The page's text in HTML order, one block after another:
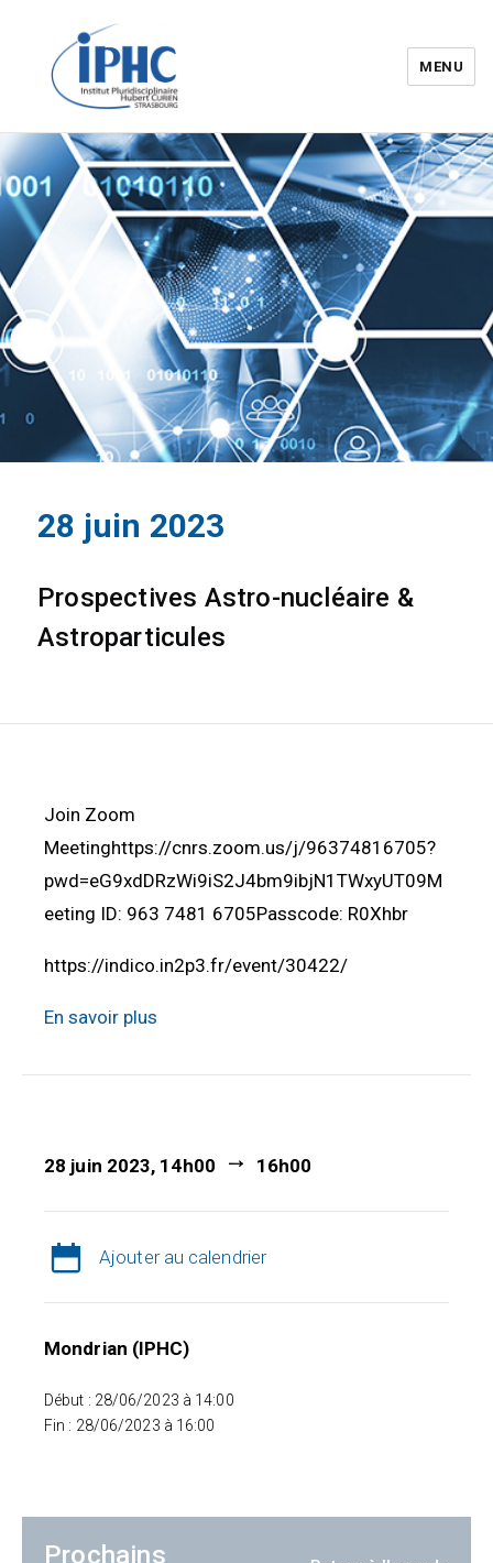
Institut pluridisciplinaire Hubert
Curien – IPHC
MENU
28 juin 2023
Prospectives Astro-nucléaire &
Astroparticules
Join Zoom
Meetinghttps://cnrs.zoom.us/j/96374816705?
pwd=eG9xdDRzWi9iS2J4bm9ibjN1TWxyUT09M
eeting ID: 963 7481 6705Passcode: R0Xhbr
https://indico.in2p3.fr/event/30422/
En savoir plus
28 juin 2023, 14h00 16h00
Ajouter au calendrier
Mondrian (IPHC)
Début : 28/06/2023 à 14:00
Fin : 28/06/2023 à 16:00
Prochains